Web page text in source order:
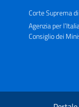
Corte Suprema
Agenzia per
Consiglio dei